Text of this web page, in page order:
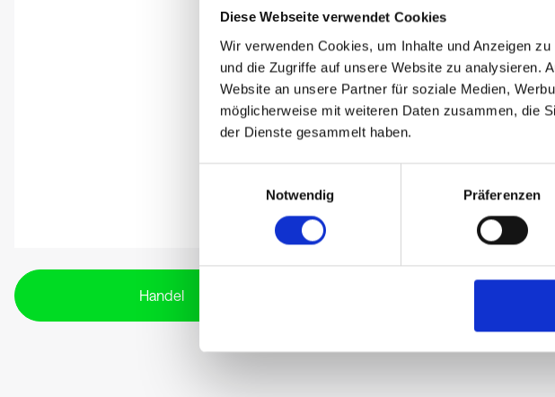
Diese Webseite verwendet Cookies
Wir verwenden Cookies, um Inhalte und Anzeigen
und die Zugriffe auf unsere Website zu analysieren.
Website an unsere Partner für soziale Medien,
möglicherweise mit weiteren Daten zusammen, die
der Dienste gesammelt haben.
Notwendig
Präferenzen
Handel